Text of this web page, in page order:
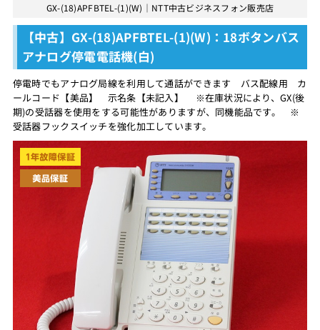
GX-(18)APFBTEL-(1)(W)｜NTT中古ビジネスフォン販売店
【中古】GX-(18)APFBTEL-(1)(W)：18ボタンバス
アナログ停電電話機(白)
停電時でもアナログ局線を利用して通話ができます バス配線用 カ
ールコード【美品】 示名条【未記入】 ※在庫状況により、GX(後
期)の受話器を使用をする可能性がありますが、同機能品です。 ※
受話器フックスイッチを強化加工しています。